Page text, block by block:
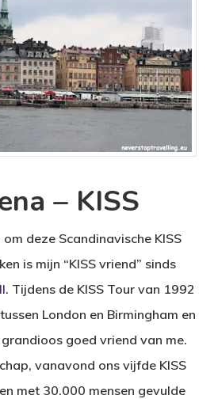
– KISS
deze Scandinavische KISS
is mijn “KISS vriend” sinds
. Tijdens de KISS Tour van 1992
London en Birmingham en
goed vriend van me.
vanavond ons vijfde KISS
met 30.000 mensen gevulde